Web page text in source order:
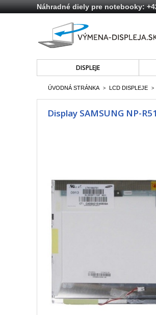
Náhradné diely pre notebooky:
DISPLEJE
ÚVODNÁ STRÁNKA > LCD DISPLEJE >
Display SAMSUNG NP-